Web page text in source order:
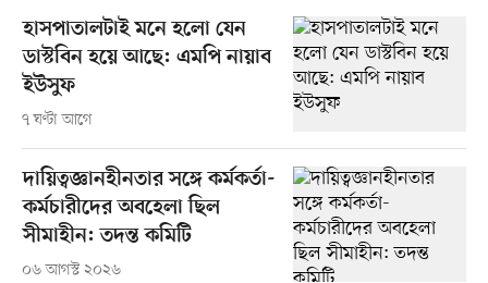
হাসপাতালটাই মনে হলো যেন
ডাস্টবিন হয়ে আছে: এমপি নায়াব
ইউসুফ
৭ ঘণ্টা আগে
দায়িত্বজ্ঞানহীনতার সঙ্গে কর্মকর্তা-
কর্মচারীদের অবহেলা ছিল
সীমাহীন: তদন্ত কমিটি
০৬ আগস্ট ২০২৬